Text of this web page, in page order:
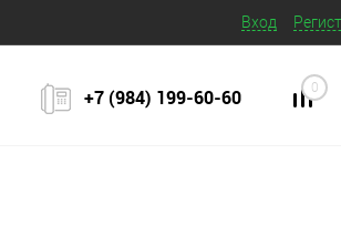
Вход
+7 (984) 199‒60‒60 0